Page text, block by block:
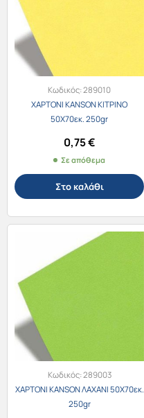
Κωδικός:289010
ΧΑΡΤΟΝΙ KANSON ΚΙΤΡΙΝΟ
50X70εκ. 250gr
0,75€
Σε απόθεμα
Στο καλάθι
Κωδικός:289003
ΧΑΡΤΟΝΙ KANSON ΛΑΧΑΝΙ 50X70εκ.
250gr